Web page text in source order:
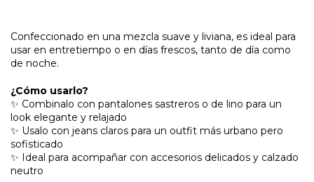
Confeccionado en una mezcla suave y liviana, es ideal para
usar en entretiempo o en días frescos, tanto de día como
de noche.
¿Cómo usarlo?
✨ Combinalo con pantalones sastreros o de lino para un
look elegante y relajado
✨ Usalo con jeans claros para un outfit más urbano pero
sofisticado
✨ Ideal para acompañar con accesorios delicados y calzado
neutro